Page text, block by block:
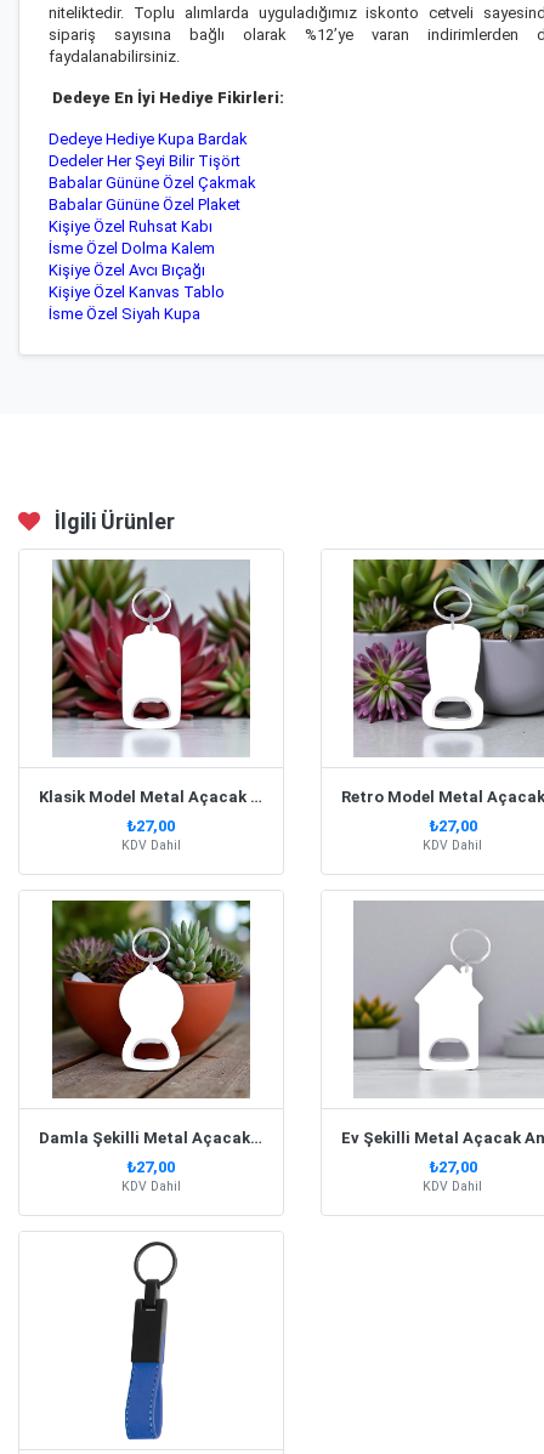
niteliktedir. Toplu alımlarda uyguladığımız iskonto cetveli
sipariş sayısına bağlı olarak %12’ye varan indirimlerden
faydalanabilirsiniz.
Dedeye En İyi Hediye Fikirleri:
Dedeye Hediye Kupa Bardak
Dedeler Her Şeyi Bilir Tişört
Babalar Gününe Özel Çakmak
Babalar Gününe Özel Plaket
Kişiye Özel Ruhsat Kabı
İsme Özel Dolma Kalem
Kişiye Özel Avcı Bıçağı
Kişiye Özel Kanvas Tablo
İsme Özel Siyah Kupa
İlgili Ürünler
Klasik Model Metal Açacak Anahtarlık
₺27,00
KDV Dahil
₺27,00
KDV Dahil
Damla Şekilli Metal Açacak Anahtarlık
₺27,00
KDV Dahil
₺27,00
KDV Dahil